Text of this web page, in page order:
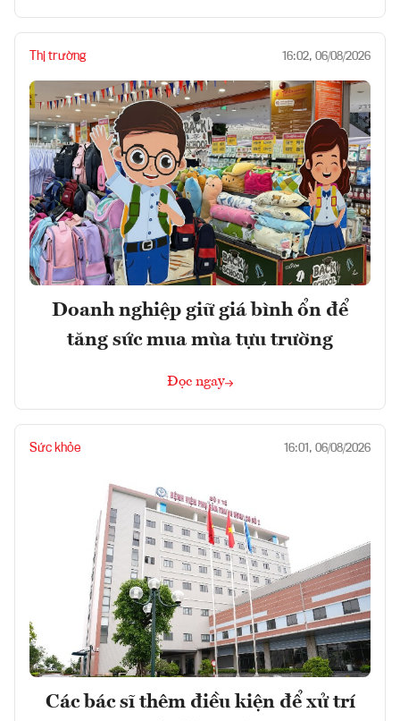
Thị trường 16:02, 06/08/2026
Doanh nghiệp giữ giá bình ổn để
tăng sức mua mùa tựu trường
Đọc ngay
Sức khỏe 16:01, 06/08/2026
Các bác sĩ thêm điều kiện để xử trí